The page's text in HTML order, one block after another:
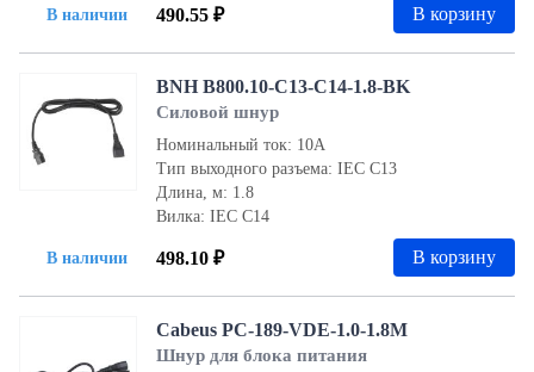
В наличии 490.55 ₽ В корзину
В наличии
BNH B800.10-C13-C14-1.8-BK
Силовой шнур
Номинальный ток: 10А
Тип выходного разъема: IEC С13
Длина, м: 1.8
Вилка: IEC С14
498.10 ₽ В корзину
Cabeus PC-189-VDE-1.0-1.8M
Шнур для блока питания